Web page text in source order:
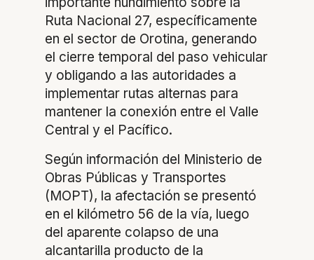
Ruta Nacional 27, específicamente
en el sector de Orotina, generando
el cierre temporal del paso vehicular
y obligando a las autoridades a
implementar rutas alternas para
mantener la conexión entre el Valle
Central y el Pacífico.
Según información del Ministerio de
Obras Públicas y Transportes
(MOPT), la afectación se presentó
en el kilómetro 56 de la vía, luego
del aparente colapso de una
alcantarilla producto de la